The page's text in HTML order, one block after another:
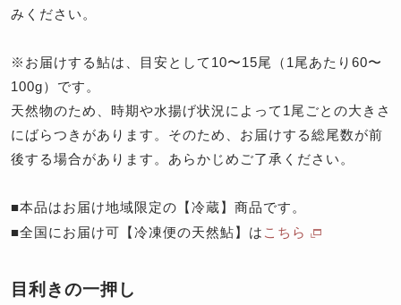
みください。
※お届けする鮎は、目安として10〜15尾（1尾あたり60〜
100g）です。
天然物のため、時期や水揚げ状況によって1尾ごとの大きさ
にばらつきがあります。そのため、お届けする総尾数が前
後する場合があります。あらかじめご了承ください。
■本品はお届け地域限定の【冷蔵】商品です。
■全国にお届け可【冷凍便の天然鮎】は こちら
目利きの一押し